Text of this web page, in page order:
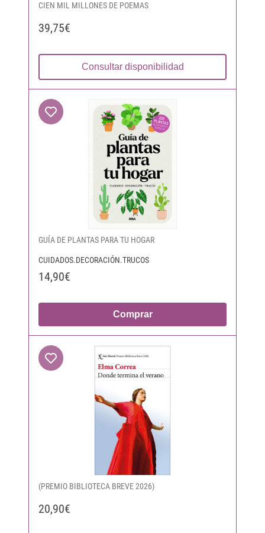
CIEN MIL MILLONES DE POEMAS
39,75€
Consultar disponibilidad
GUÍA DE PLANTAS PARA TU HOGAR
CUIDADOS.DECORACIÓN.TRUCOS
14,90€
Comprar
(PREMIO BIBLIOTECA BREVE 2026)
20,90€